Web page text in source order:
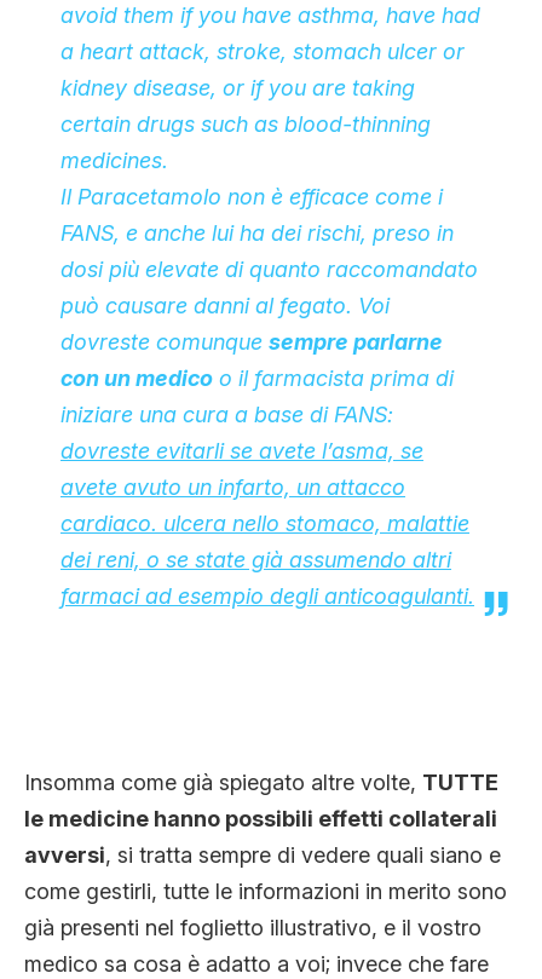
avoid them if you have asthma, have had
a heart attack, stroke, stomach ulcer or
kidney disease, or if you are taking
certain drugs such as blood-thinning
medicines.
Il Paracetamolo non è efficace come i
FANS, e anche lui ha dei rischi, preso in
dosi più elevate di quanto raccomandato
può causare danni al fegato. Voi
dovreste comunque sempre parlarne
con un medico o il farmacista prima di
iniziare una cura a base di FANS:
dovreste evitarli se avete l’asma, se
avete avuto un infarto, un attacco
cardiaco. ulcera nello stomaco, malattie
dei reni, o se state già assumendo altri
farmaci ad esempio degli anticoagulanti.
Insomma come già spiegato altre volte, TUTTE
le medicine hanno possibili effetti collaterali
avversi, si tratta sempre di vedere quali siano e
come gestirli, tutte le informazioni in merito sono
già presenti nel foglietto illustrativo, e il vostro
medico sa cosa è adatto a voi; invece che fare